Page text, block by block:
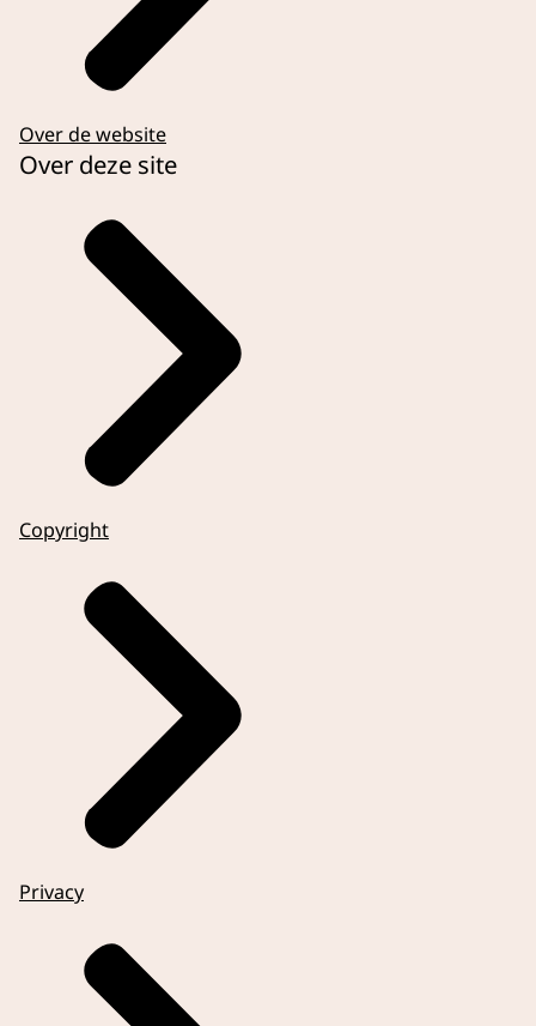
Over de website
Over deze site
Copyright
Privacy